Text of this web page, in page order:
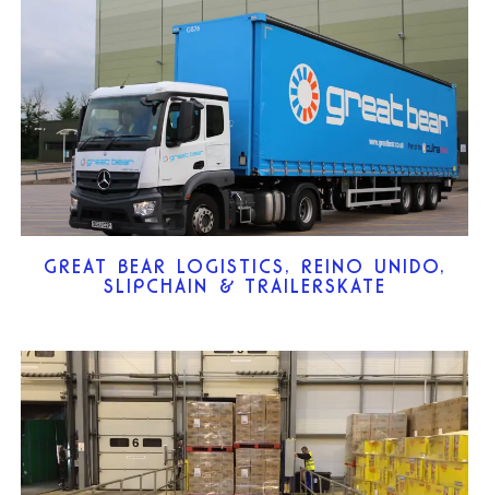
GREAT BEAR LOGISTICS, REINO UNIDO,
SLIPCHAIN & TRAILERSKATE